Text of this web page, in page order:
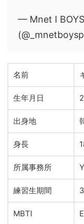
— Mnet I
名前
生年月日
出身地
身長
所属事務所
練習生期間
MBTI